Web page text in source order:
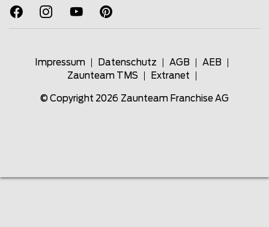
Impressum Datenschutz AGB
AEB
Zaunteam TMS
Extranet
© Copyright 2026 Zaunteam Franchise AG